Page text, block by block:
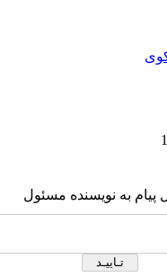
پیام به نویسنده مسئول